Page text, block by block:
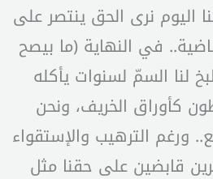
اليوم نرى الحق ينتصر على
في النهاية (ما بيصح
لنا السمّ لسنوات يأكله
كأوراق الخريف، ونحن
ورغم الترهيب والإستقواء
قابضين على حقنا مثل